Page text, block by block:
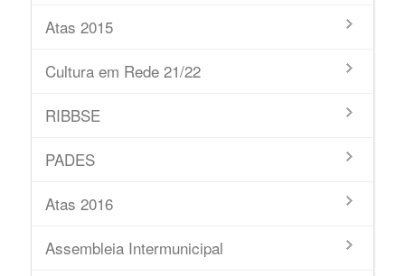
Atas 2015
Cultura em Rede 21/22
RIBBSE
PADES
Atas 2016
Assembleia Intermunicipal